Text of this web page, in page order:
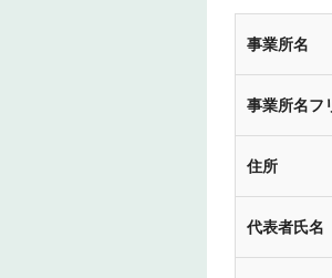
事業所名
事業所名フ
住所
代表者氏名